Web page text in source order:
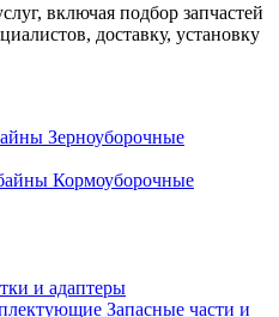
включая подбор запчастей
доставку, установку
Зерноуборочные
Кормоуборочные
и адаптеры
Запасные части и